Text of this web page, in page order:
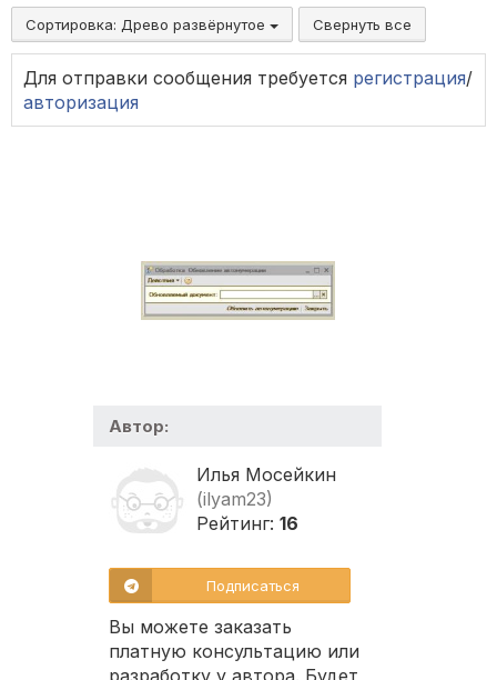
Сортировка: Древо развёрнутое Свернуть все
Для отправки сообщения требуется регистрация/
авторизация
Автор:
Илья Мосейкин
(ilyam23)
Рейтинг: 16
Подписаться
Вы можете заказать
платную консультацию или